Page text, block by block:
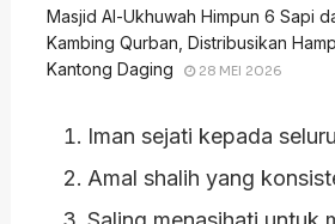
Masjid Al-Ukhuwah Himpun 6 Sapi
Kambing Qurban, Distribusikan
Kantong Daging
28 MEI 2026
Iman sejati kepada
Amal shalih yang